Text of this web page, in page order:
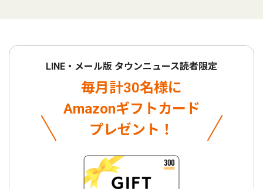
LINE・メール版 タウンニュース読者限定
毎月計30名様に
Amazonギフトカード
プレゼント！